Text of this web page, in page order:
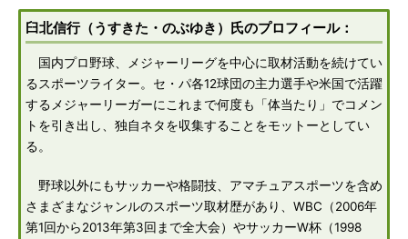
臼北信行（うすきた・のぶゆき）氏のプロフィール：
国内プロ野球、メジャーリーグを中心に取材活動を続けてい
るスポーツライター。セ・パ各12球団の主力選手や米国で活躍
するメジャーリーガーにこれまで何度も「体当たり」でコメン
トを引き出し、独自ネタを収集することをモットーとしてい
る。
野球以外にもサッカーや格闘技、アマチュアスポーツを含め
さまざまなジャンルのスポーツ取材歴があり、WBC（2006年
第1回から2013年第3回まで全大会）やサッカーW杯（1998